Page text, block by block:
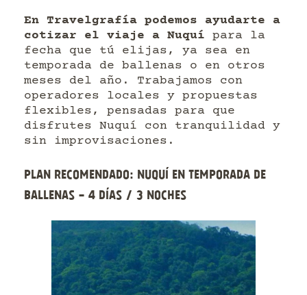
En Travelgrafía podemos ayudarte a
cotizar el viaje a Nuquí para la
fecha que tú elijas, ya sea en
temporada de ballenas o en otros
meses del año. Trabajamos con
operadores locales y propuestas
flexibles, pensadas para que
disfrutes Nuquí con tranquilidad y
sin improvisaciones.
Plan recomendado: Nuquí en temporada de
ballenas - 4 días / 3 noches